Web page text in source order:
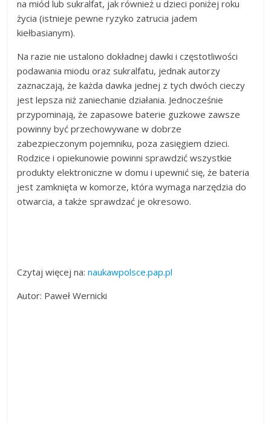
na miód lub sukralfat, jak również u dzieci poniżej roku
życia (istnieje pewne ryzyko zatrucia jadem
kiełbasianym).
Na razie nie ustalono dokładnej dawki i częstotliwości
podawania miodu oraz sukralfatu, jednak autorzy
zaznaczają, że każda dawka jednej z tych dwóch cieczy
jest lepsza niż zaniechanie działania. Jednocześnie
przypominają, że zapasowe baterie guzkowe zawsze
powinny być przechowywane w dobrze
zabezpieczonym pojemniku, poza zasięgiem dzieci.
Rodzice i opiekunowie powinni sprawdzić wszystkie
produkty elektroniczne w domu i upewnić się, że bateria
jest zamknięta w komorze, która wymaga narzędzia do
otwarcia, a także sprawdzać je okresowo.
Czytaj więcej na:naukawpolsce.pap.pl
Autor: Paweł Wernicki